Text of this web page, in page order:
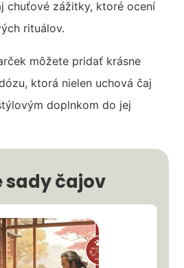
chuťové zážitky, ktoré ocení
rituálov.
môžete pridať krásne
ktorá nielen uchová čaj
doplnkom do jej
sady čajov